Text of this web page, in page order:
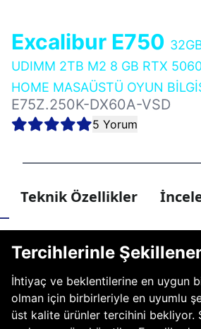
Excalibur E750
UDIMM 2TB M2 8 GB RTX
HOME MASAÜSTÜ OYUN
E75Z.250K-DX60A-VSD
5 Yorum
Teknik Özellikler
Tercihlerinle
İhtiyaç ve beklentilerine en uygun
olman için birbirleriyle en uyumlu
üst kalite ürünler tercihini bekliyor.